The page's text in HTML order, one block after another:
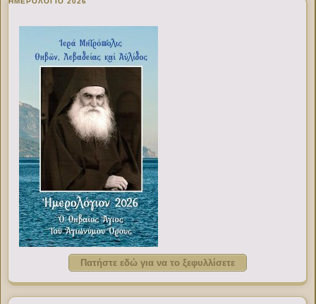
Πατήστε εδώ για να το ξεφυλλίσετε